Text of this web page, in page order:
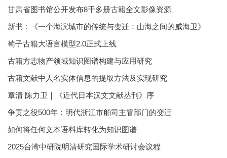
甘肃省图书馆公开发布8千多册古籍全文影像资源
新书：《一个海滨城市的传统与变迁：山海之间的威海卫》
荀子古籍大语言模型2.0正式上线
古籍方志物产领域知识图谱构建与应用研究
古籍文献中人名实体信息的提取方法及实现研究
章清 陈力卫｜《近代日本汉文文献丛刊》序
争贡之役500年：明代浙江市舶司主管部门的变迁
如何将任何文本语料库转化为知识图谱
2025台湾中研院明清研究国际学术研讨会议程